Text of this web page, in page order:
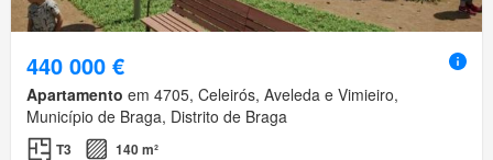
440 000 €
Apartamento em 4705, Celeirós, Aveleda e Vimieiro,
Município de Braga, Distrito de Braga
T3 140 m²